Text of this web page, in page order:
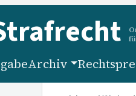
Archiv